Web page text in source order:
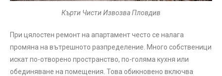
Кърти Чисти Извозва Пловдив
При цялостен ремонт на апартамент често се налага
промяна на вътрешното разпределение. Много собственици
искат по-отворено пространство, по-голяма кухня или
обединяване на помещения. Това обикновено включва